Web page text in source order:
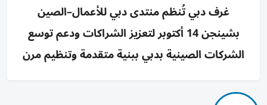
غرف دبي تُنظم منتدى دبي للأعمال–الصين
بشينجن 14 أكتوبر لتعزيز الشراكات ودعم توسع
الشركات الصينية بدبي ببنية متقدمة وتنظيم مرن